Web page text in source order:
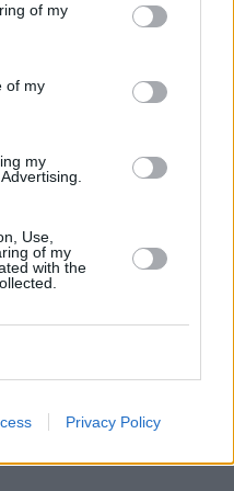
of my
of my
my
Use,
of my
with the
Privacy Policy
do niego
w II kwartale
Jak podaje UKE,
operator po raz
miejscu
staje się on pierwszym